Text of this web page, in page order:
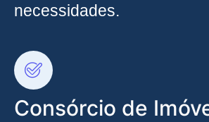
necessidades.
Consórcio de